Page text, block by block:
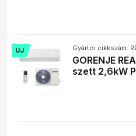
ÚJ Gyártói cikkszám:
GORENJE
szett 2,6kW